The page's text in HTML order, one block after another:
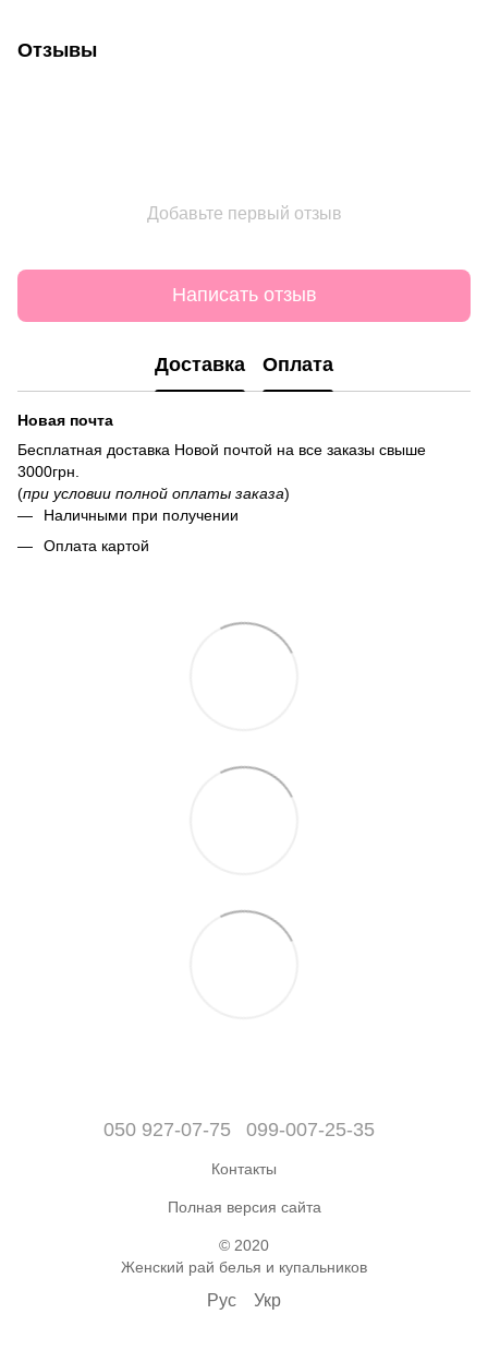
Отзывы
Добавьте первый отзыв
Написать отзыв
Доставка Оплата
Новая почта
Бесплатная доставка Новой почтой на все заказы свыше
3000грн.
(при условии полной оплаты заказа)
Наличными при получении
Оплата картой
050 927-07-75 099-007-25-35
Контакты
Полная версия сайта
© 2020
Женский рай белья и купальников
Рус Укр